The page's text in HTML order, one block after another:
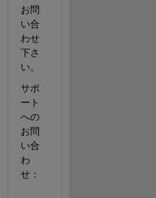
お問
い合
わせ
下さ
い。
サポ
ート
への
お問
い合
わ
せ：